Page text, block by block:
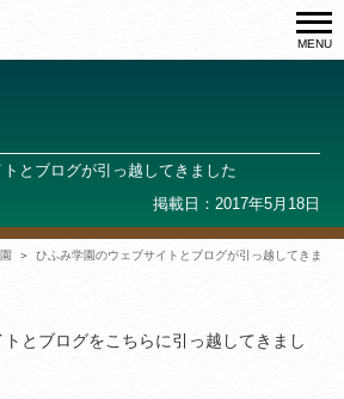
MENU
とブログが引っ越してきました
掲載日：2017年5月18日
ひふみ学園のウェブサイトとブログが引っ越してきま
とブログをこちらに引っ越してきまし